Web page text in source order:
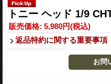
トニー ヘッド 1/9
販売価格: 5,980円(税込)
返品特約に関する重要事項